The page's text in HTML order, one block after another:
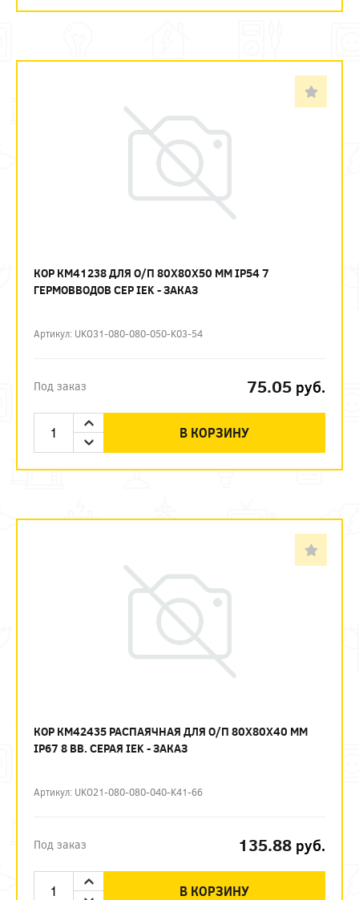
КОР КМ41238 ДЛЯ О/П 80Х80Х50 ММ IP54 7
ГЕРМОВВОДОВ СЕР IEK - ЗАКАЗ
Артикул: UKO31-080-080-050-K03-54
Под заказ 75.05 руб.
В КОРЗИНУ
КОР КМ42435 РАСПАЯЧНАЯ ДЛЯ О/П 80Х80Х40 ММ
IP67 8 ВВ. СЕРАЯ IEK - ЗАКАЗ
Артикул: UKO21-080-080-040-K41-66
Под заказ 135.88 руб.
В КОРЗИНУ